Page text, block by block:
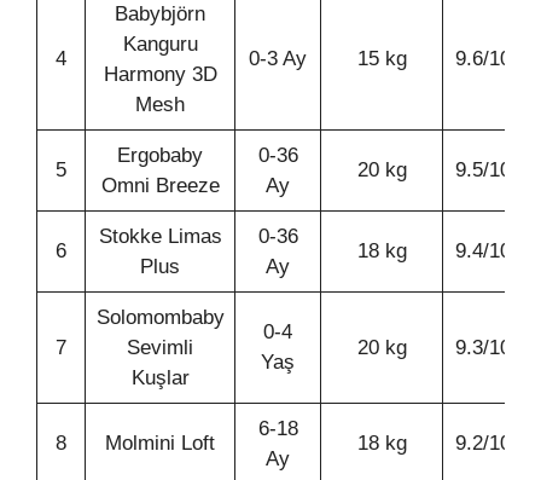
4
Babybjörn
Kanguru
Harmony 3D
Mesh
0-3 Ay 15 kg 9.6/10
5
Ergobaby
Omni Breeze
0-36
Ay
20 kg 9.5/10
6
Stokke Limas
Plus
0-36
Ay
18 kg 9.4/10
7
Solomombaby
Sevimli
Kuşlar
0-4
Yaş
20 kg 9.3/10
8 Molmini Loft
6-18
Ay
18 kg 9.2/10